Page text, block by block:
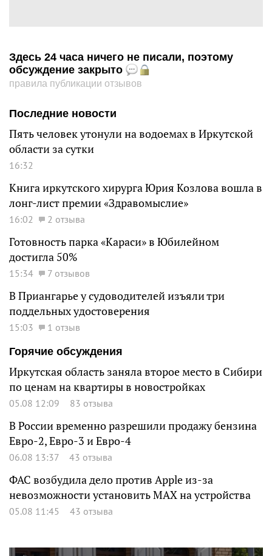
Здесь 24 часа ничего не писали, поэтому
обсуждение закрыто
правила публикации отзывов
Последние новости
Пять человек утонули на водоемах в Иркутской
области за сутки
16:32
Книга иркутского хирурга Юрия Козлова вошла в
лонг-лист премии «Здравомыслие»
16:02 2 отзыва
Готовность парка «Караси» в Юбилейном
достигла 50%
15:34 7 отзывов
В Приангарье у судоводителей изъяли три
поддельных удостоверения
15:03
1 отзыв
Горячие обсуждения
Иркутская область заняла второе место в Сибири
по ценам на квартиры в новостройках
05.08 12:09 83 отзыва
В России временно разрешили продажу бензина
Евро-2, Евро-3 и Евро-4
06.08 13:37 43 отзыва
ФАС возбудила дело против Apple из-за
невозможности установить MAX на устройства
05.08 11:45 43 отзыва